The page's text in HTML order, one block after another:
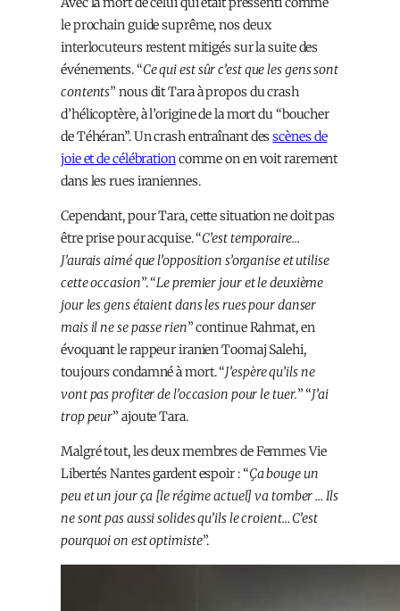
le prochain guide suprême, nos deux
interlocuteurs restent mitigés sur la suite des
événements. “Ce qui est sûr c’est que les gens sont
contents” nous dit Tara à propos du crash
d’hélicoptère, à l’origine de la mort du “boucher
de Téhéran”. Un crash entraînant desscènes de
joie et de célébrationcomme on en voit rarement
dans les rues iraniennes.
Cependant, pour Tara, cette situation ne doit pas
être prise pour acquise. “C’est temporaire…
J’aurais aimé que l’opposition s’organise et utilise
cette occasion”. “Le premier jour et le deuxième
jour les gens étaient dans les rues pour danser
mais il ne se passe rien” continue Rahmat, en
évoquant le rappeur iranien Toomaj Salehi,
toujours condamné à mort. “J’espère qu’ils ne
vont pas profiter de l’occasion pour le tuer.” “J’ai
trop peur” ajoute Tara.
Malgré tout, les deux membres de Femmes Vie
Libertés Nantes gardent espoir : “Ça bouge un
peu et un jour ça [le régime actuel] va tomber … Ils
ne sont pas aussi solides qu’ils le croient… C’est
pourquoi on est optimiste”.